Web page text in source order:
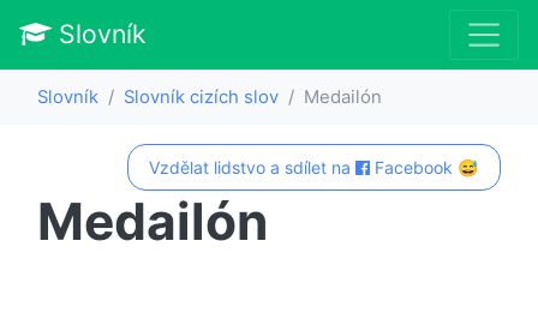
Slovník
Slovník Slovník cizích slov Medailón
Vzdělat lidstvo a sdílet na Facebook 😅
Medailón